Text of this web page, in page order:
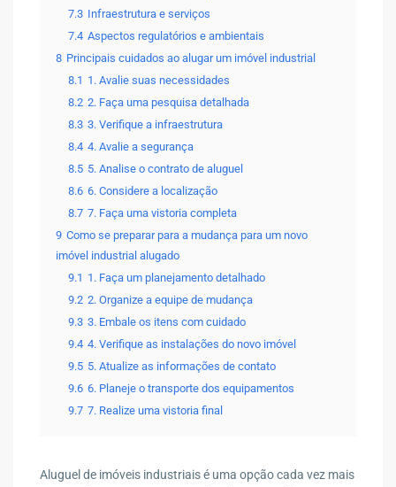
7.3 Infraestrutura e serviços
7.4 Aspectos regulatórios e ambientais
8 Principais cuidados ao alugar um imóvel industrial
8.1 1. Avalie suas necessidades
8.2 2. Faça uma pesquisa detalhada
8.3 3. Verifique a infraestrutura
8.4 4. Avalie a segurança
8.5 5. Analise o contrato de aluguel
8.6 6. Considere a localização
8.7 7. Faça uma vistoria completa
9 Como se preparar para a mudança para um novo
imóvel industrial alugado
9.1 1. Faça um planejamento detalhado
9.2 2. Organize a equipe de mudança
9.3 3. Embale os itens com cuidado
9.4 4. Verifique as instalações do novo imóvel
9.5 5. Atualize as informações de contato
9.6 6. Planeje o transporte dos equipamentos
9.7 7. Realize uma vistoria final
Aluguel de imóveis industriais é uma opção cada vez mais